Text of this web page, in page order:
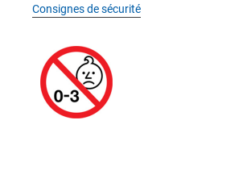
Consignes de sécurité